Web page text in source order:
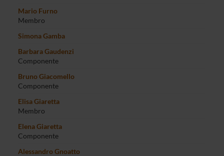
Mario Furno
Membro
Simona Gamba
Barbara Gaudenzi
Componente
Bruno Giacomello
Componente
Elisa Giaretta
Membro
Elena Giaretta
Componente
Alessandro Gnoatto